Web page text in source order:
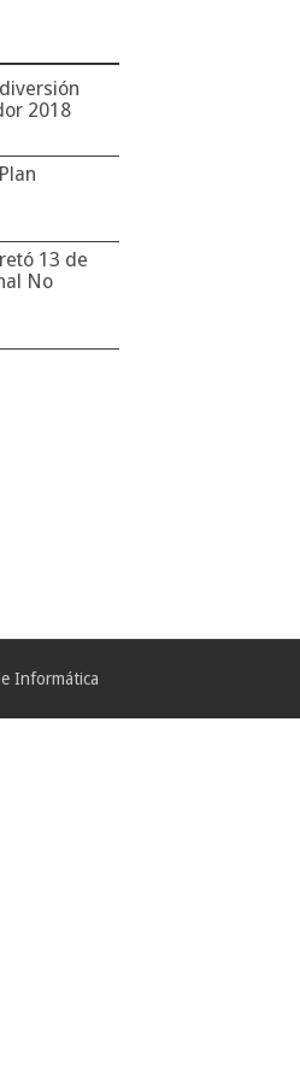
2018
13 de
No
Informática